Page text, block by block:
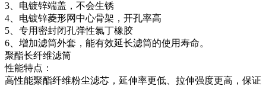
3、电镀锌端盖，不会生锈
4、电镀锌菱形网中心骨架，开孔率高
5、专用密封闭孔弹性氯丁橡胶
6、增加滤筒外套，能有效延长滤筒的使用寿命。
聚酯长纤维滤筒
性能特点：
高性能聚酯纤维粉尘滤芯，延伸率更低、拉伸强度更高，保证